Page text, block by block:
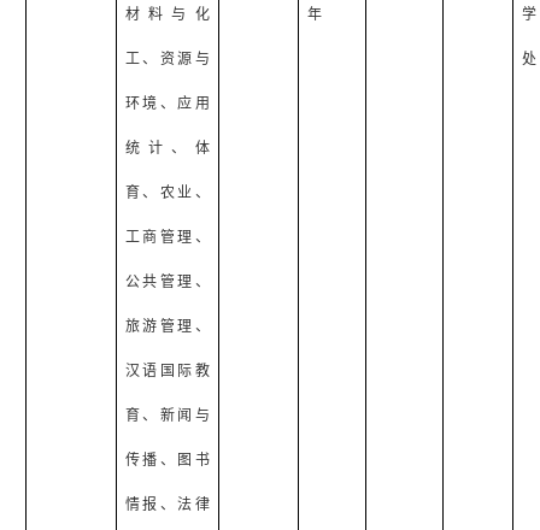
材料与化
工、资源与
环境、应用
统计、体
育、农业、
工商管理、
公共管理、
旅游管理、
汉语国际教
育、新闻与
传播、图书
情报、法律
年
处